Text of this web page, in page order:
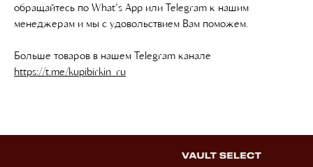
обращайтесь по What’s App или Telegram к нашим
менеджерам и мы с удовольствием Вам поможем.
Больше товаров в нашем Telegram канале
https://t.me/kupibirkin_ru